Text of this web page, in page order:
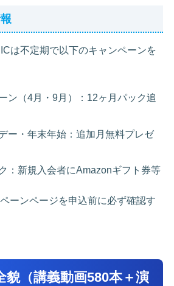
は不定期で以下のキャンペーンを
ン（4月・9月）：12ヶ月パック追
ー・年末年始：追加月無料プレゼ
：新規入会者にAmazonギフト券等
ーンページを申込前に必ず確認す
貌（講義動画580本＋演